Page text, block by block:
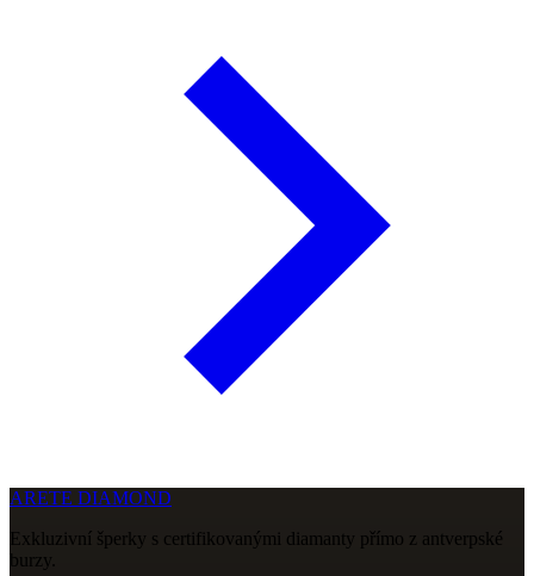
ARETE DIAMOND
Exkluzivní šperky s certifikovanými diamanty přímo z antverpské
burzy.